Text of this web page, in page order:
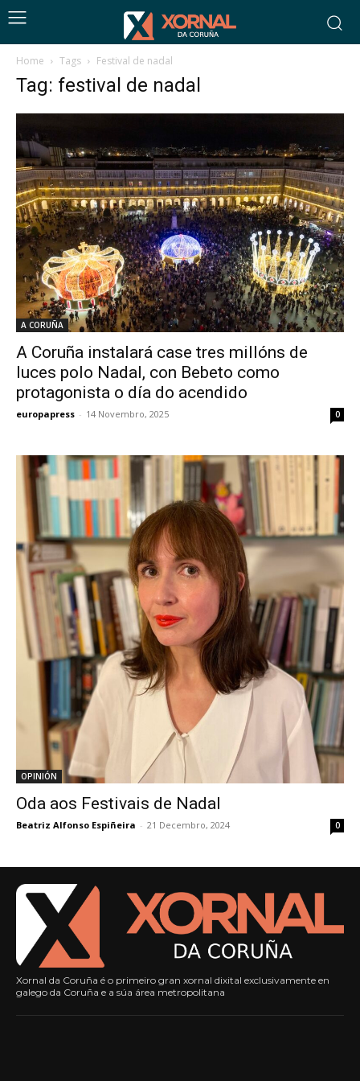
Home Tags Festival de nadal
Tag: festival de nadal
A CORUÑA
A Coruña instalará case tres millóns de
luces polo Nadal, con Bebeto como
protagonista o día do acendido
europapress - 14 Novembro, 2025 0
OPINIÓN
Oda aos Festivais de Nadal
Beatriz Alfonso Espiñeira - 21 Decembro, 2024 0
Xornal da Coruña é o primeiro gran xornal dixital exclusivamente en
galego da Coruña e a súa área metropolitana